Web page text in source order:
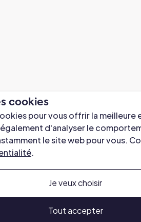
cookies
pour vous offrir la meilleure
d'analyser le
le site web pour vous.
.
Je veux choisir
Tout accepter